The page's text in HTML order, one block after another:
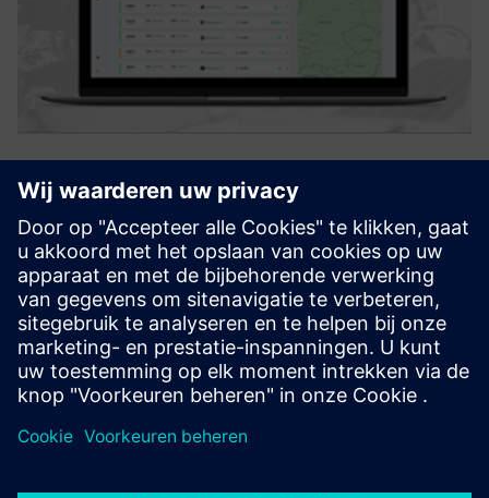
Staff Dispatching
WILSON. is a cloud-based solution for staff dispatching in
rail and logistics. A set of algorithms supports planning and
dispatching of operative staff for services such as train
rides. A mobile app provides live-shift support and...
Meer informatie